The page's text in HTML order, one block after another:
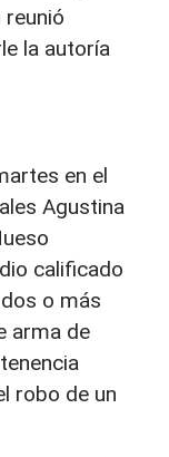
la autoría
en el
Agustina
calificado
o más
arma de
robo de un